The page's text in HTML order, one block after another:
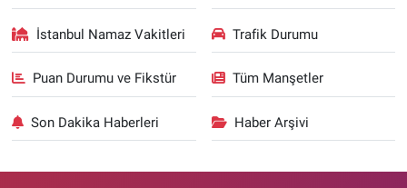
İstanbul Namaz Vakitleri Trafik Durumu
Puan Durumu ve Fikstür Tüm Manşetler
Son Dakika Haberleri Haber Arşivi